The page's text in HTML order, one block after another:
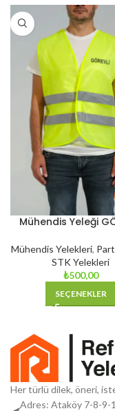
Mühendis Yeleği
Mühendis Yelekleri,
STK Yelekleri
₺500,00
SEÇENEKLER
Her türlü dilek, öneri,
Adres: Ataköy 7-8-9-